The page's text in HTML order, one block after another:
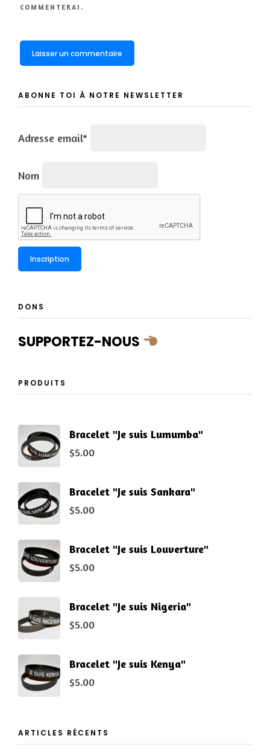
COMMENTERAI.
ABONNE TOI À NOTRE NEWSLETTER
Adresse email*
Nom
DONS
SUPPORTEZ-NOUS
PRODUITS
Bracelet "Je suis Lumumba"
$5.00
Bracelet "Je suis Sankara"
$5.00
Bracelet "Je suis Louverture"
$5.00
Bracelet "Je suis Nigeria"
$5.00
Bracelet "Je suis Kenya"
$5.00
ARTICLES RÉCENTS